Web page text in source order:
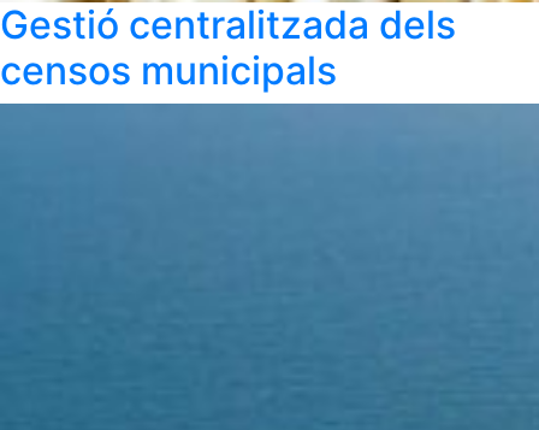
Gestió centralitzada dels
censos municipals